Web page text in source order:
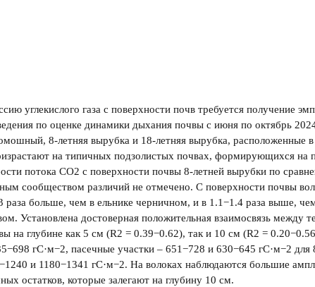
углекислого газа с поверхности почв требуется получение
по оценке динамики дыхания почвы с июня по октябрь
8-летняя вырубка и 18-летняя вырубка, расположенные в
на типичных подзолистых почвах, формирующихся на
потока СО2 с поверхности почвы 8-летней вырубки по
сообществом различий не отмечено. С поверхности почвы
раза больше, чем в ельнике черничном, и в 1.1−1.4 раза выше,
Установлена достоверная положительная взаимосвязь между
на глубине как 5 см (R2 = 0.39−0.62), так и 10 см (R2 =
гС·м−2, пасечные участки – 651−728 и 630−645 гС·м−2 для
и 1180−1341 гС·м−2. На волоках наблюдаются большие
остатков, которые залегают на глубину 10 см.